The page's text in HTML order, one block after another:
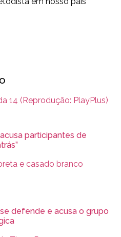
participantes de
defende e acusa o grupo